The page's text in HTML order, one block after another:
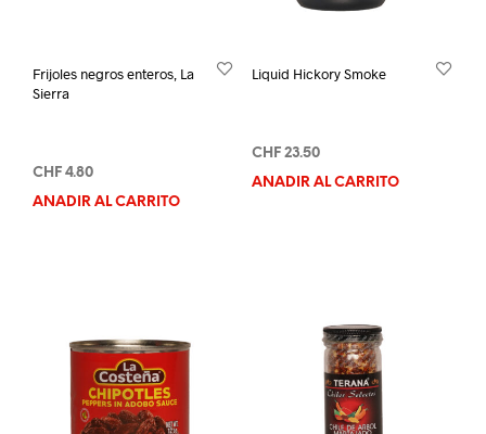
Frijoles negros enteros, La
Sierra
CHF 4.80
AÑADIR AL CARRITO
Liquid Hickory Smoke
CHF23.50
AÑADIR AL CARRITO